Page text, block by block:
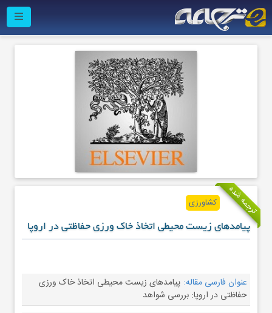
ترجمه شده کشاورزی
پیامدهای زیست محیطی اتخاذ خاک ورزی حفاظتی در اروپا
عنوان فارسی مقاله: پیامدهای زیست محیطی اتخاذ خاک ورزی
حفاظتی در اروپا: بررسی شواهد